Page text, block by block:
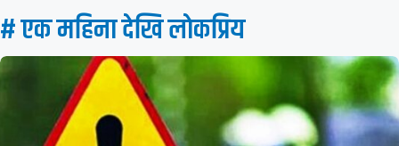
# एक महिना देखि लाेकप्रिय